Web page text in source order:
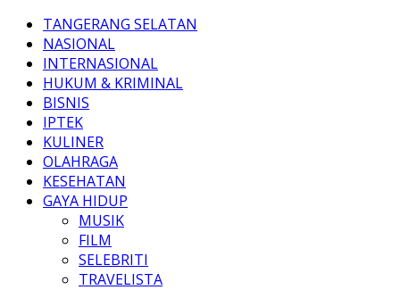
TANGERANG SELATAN
NASIONAL
INTERNASIONAL
HUKUM & KRIMINAL
BISNIS
IPTEK
KULINER
OLAHRAGA
KESEHATAN
GAYA HIDUP
MUSIK
FILM
SELEBRITI
TRAVELISTA